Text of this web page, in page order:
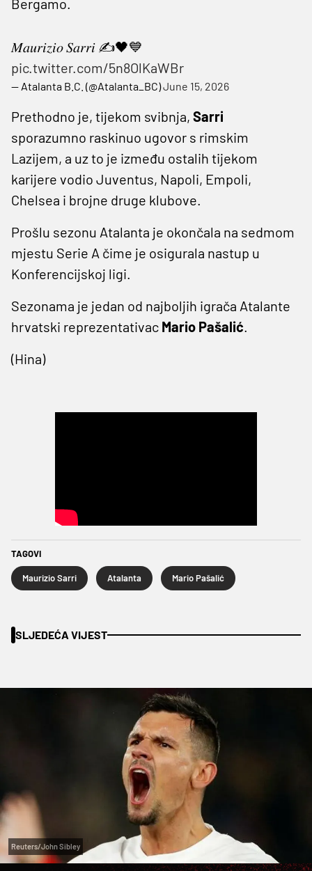
Bergamo.
𝑀𝑎𝑢𝑟𝑖𝑧𝑖𝑜 𝑆𝑎𝑟𝑟𝑖 ✍️🖤💙
pic.twitter.com/5n8OlKaWBr
— Atalanta B.C. (@Atalanta_BC)June 15, 2026
Prethodno je, tijekom svibnja, Sarri
sporazumno raskinuo ugovor s rimskim
Lazijem, a uz to je između ostalih tijekom
karijere vodio Juventus, Napoli, Empoli,
Chelsea i brojne druge klubove.
Prošlu sezonu Atalanta je okončala na sedmom
mjestu Serie A čime je osigurala nastup u
Konferencijskoj ligi.
Sezonama je jedan od najboljih igrača Atalante
hrvatski reprezentativac Mario Pašalić.
(Hina)
TAGOVI
Maurizio Sarri Atalanta Mario Pašalić
SLJEDEĆA VIJEST
Reuters/John Sibley